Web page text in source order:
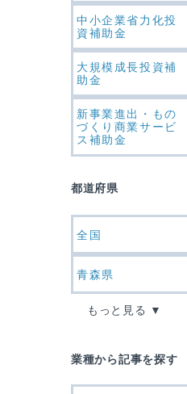
中小企業省力化投
資補助金
大規模成長投資補
助金
新事業進出・もの
づくり商業サービ
ス補助金
都道府県
全国
青森県
もっと見る
業種から記事を探す